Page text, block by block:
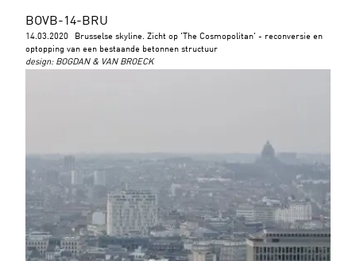
BOVB-14-BRU
14.03.2020
Brusselse skyline. Zicht op 'The Cosmopolitan' - reconversie en
optopping van een bestaande betonnen structuur
design: BOGDAN & VAN BROECK